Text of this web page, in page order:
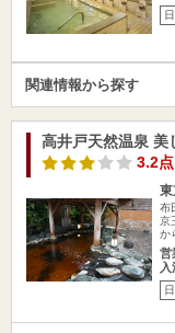
関連情報から探す
高井戸天然温泉 美
3.2点
東
布
京
か
営